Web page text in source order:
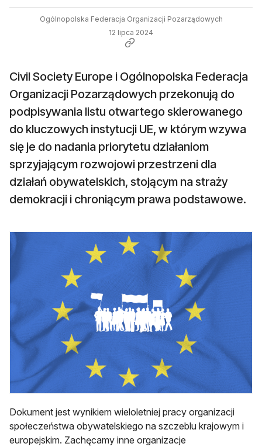
Ogólnopolska Federacja Organizacji Pozarządowych
12 lipca 2024
Civil Society Europe i Ogólnopolska Federacja
Organizacji Pozarządowych przekonują do
podpisywania listu otwartego skierowanego
do kluczowych instytucji UE, w którym wzywa
się je do nadania priorytetu działaniom
sprzyjającym rozwojowi przestrzeni dla
działań obywatelskich, stojącym na straży
demokracji i chroniącym prawa podstawowe.
Dokument jest wynikiem wieloletniej pracy organizacji
społeczeństwa obywatelskiego na szczeblu krajowym i
europejskim. Zachęcamy inne organizacje